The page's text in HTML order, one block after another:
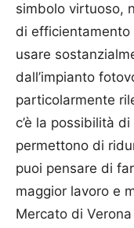
simbolo virtuoso,
di efficientamento
usare
dall’impianto
particolarmente
c’è la possibilità
permettono di
puoi pensare di
maggior lavoro e
Mercato di